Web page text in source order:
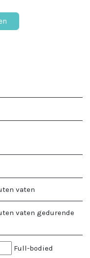
vaten
vaten gedurende
Full-bodied